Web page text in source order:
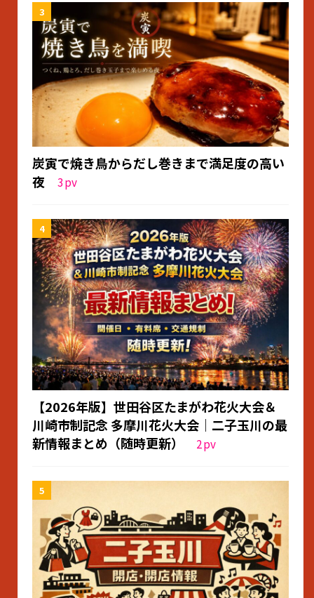
炭寅で焼き鳥からだし巻きまで満足度の高い
夜
3pv
【2026年版】世田谷区たまがわ花火大会＆
川崎市制記念 多摩川花火大会｜二子玉川の最
新情報まとめ（随時更新）
2pv